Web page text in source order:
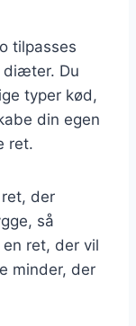
tilpasses
diæter. Du
typer kød,
din egen
ret.
der
så
ret, der vil
minder, der